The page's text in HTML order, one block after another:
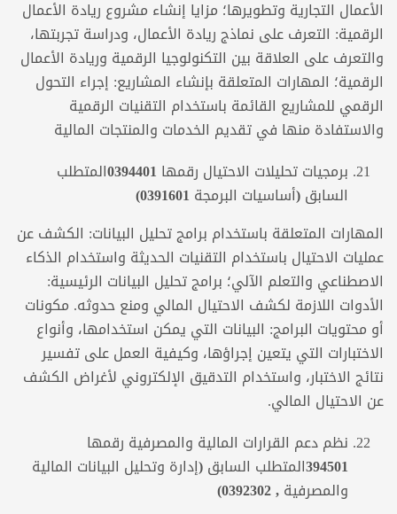
الأعمال التجارية وتطويرها؛ مزايا إنشاء مشروع ريادة الأعمال
الرقمية: التعرف على نماذج ريادة الأعمال، ودراسة تجربتها،
والتعرف على العلاقة بين التكنولوجيا الرقمية وريادة الأعمال
الرقمية؛ المهارات المتعلقة بإنشاء المشاريع: إجراء التحول
الرقمي للمشاريع القائمة باستخدام التقنيات الرقمية
والاستفادة منها في تقديم الخدمات والمنتجات المالية
برمجيات تحليلات الاحتيال رقمها 0394401المتطلب
السابق (أساسيات البرمجة 0391601
)
المهارات المتعلقة باستخدام برامج تحليل البيانات: الكشف عن
عمليات الاحتيال باستخدام التقنيات الحديثة واستخدام الذكاء
الاصطناعي والتعلم الآلي؛ برامج تحليل البيانات الرئيسية:
الأدوات اللازمة لكشف الاحتيال المالي ومنع حدوثه. مكونات
أو محتويات البرامج: البيانات التي يمكن استخدامها، وأنواع
الاختبارات التي يتعين إجراؤها، وكيفية العمل على تفسير
نتائج الاختبار، واستخدام التدقيق الإلكتروني لأغراض الكشف
عن الاحتيال المالي.
نظم دعم القرارات المالية والمصرفية رقمها
394501المتطلب السابق (إدارة وتحليل البيانات المالية
والمصرفية , 0392302)